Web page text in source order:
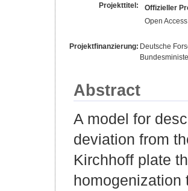
Projekttitel:
Offizieller
Open
Projektfinanzierung: Deutsche
Abstract
A model for
deviation from
Kirchhoff plate
homogenization